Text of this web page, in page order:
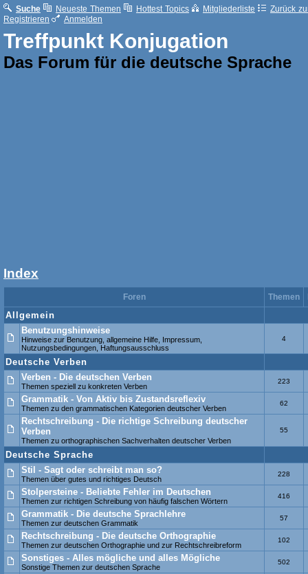
Suche Neueste Themen Hottest Topics Mitgliederliste
Zurück
Registrieren
Anmelden
Treffpunkt Konjugation
Das Forum für die deutsche Sprache
Index
Foren Themen
Allgemein
Benutzungshinweise
Hinweise zur Benutzung, allgemeine Hilfe, Impressum,
Nutzungsbedingungen, Haftungsausschluss
4
Deutsche Verben
Verben - Die deutschen Verben
Themen speziell zu konkreten Verben
223
Grammatik - Von Aktiv bis Zustandsreflexiv
Themen zu den grammatischen Kategorien deutscher Verben
62
Rechtschreibung - Die richtige Schreibung deutscher
Verben
Themen zu orthographischen Sachverhalten deutscher Verben
55
Deutsche Sprache
Stil - Sagt oder schreibt man so?
Themen über gutes und richtiges Deutsch
228
Stolpersteine - Beliebte Fehler im Deutschen
Themen zur richtigen Schreibung von häufig falschen Wörtern
416
Grammatik - Die deutsche Sprachlehre
Themen zur deutschen Grammatik
57
Rechtschreibung - Die deutsche Orthographie
Themen zur deutschen Orthographie und zur Rechtschreibreform
102
Sonstiges - Alles mögliche und alles Mögliche
Sonstige Themen zur deutschen Sprache
502